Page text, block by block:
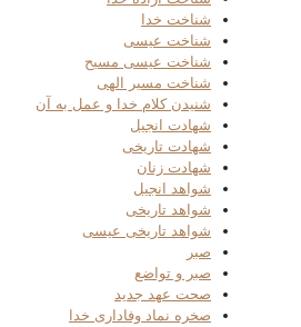
شناخت خدا
شناخت عیسی
شناخت عیسی مسیح
شناخت مسیر الهی
شنیدن کلام خدا و عمل به آن
شهادت انجیل
شهادت تاریخی
شهادت زنان
شواهد انجیل
شواهد تاریخی
شواهد تاریخی عیسی
صبر
صبر و تواضع
صحت عهد جدید
صخره نماد وفاداری خدا